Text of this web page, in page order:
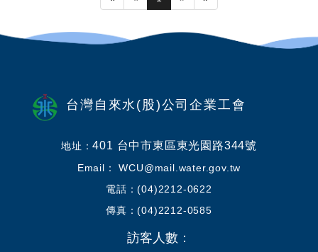
台灣自來水(股)公司企業工會
地址：401 台中市東區東光園路344號
Email： WCU@mail.water.gov.tw
電話：(04)2212-0622
傳真：(04)2212-0585
訪客人數：